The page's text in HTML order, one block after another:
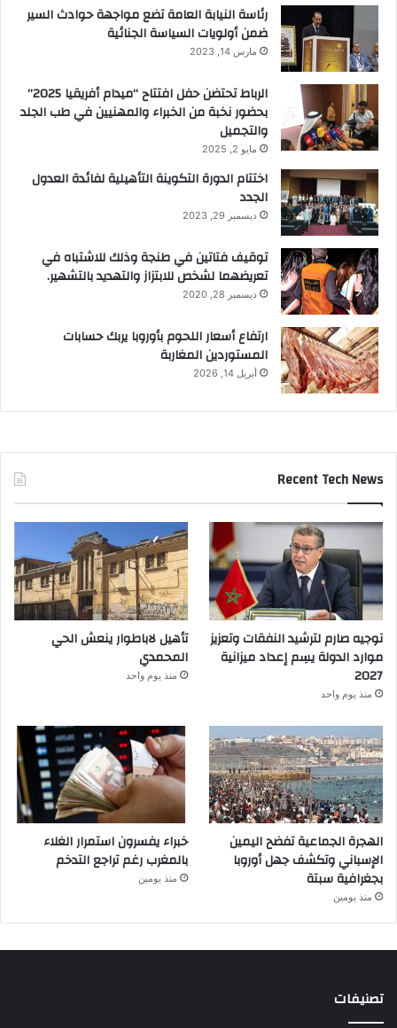
رئاسة النيابة العامة تضع مواجهة حوادث السير
ضمن أولويات السياسة الجنائية
مارس 14, 2023
الرباط تحتضن حفل افتتاح “ميدام أفريقيا 2025”
بحضور نخبة من الخبراء والمهنيين في طب الجلد
والتجميل
مايو 2, 2025
اختتام الدورة التكوينة التأهيلية لفائدة العدول
الجدد
ديسمبر 29, 2023
توقيف فتاتين في طنجة وذلك للاشتباه في
تعريضهما لشخص للابتزاز والتهديد بالتشهير.
ديسمبر 28, 2020
ارتفاع أسعار اللحوم بأوروبا يربك حسابات
المستوردين المغاربة
أبريل 14, 2026
Recent Tech News
توجيه صارم لترشيد النفقات وتعزيز
موارد الدولة يسِم إعداد ميزانية
2027
منذ يوم واحد
تأهيل لاباطوار ينعش الحي
المحمدي
منذ يوم واحد
الهجرة الجماعية تفضح اليمين
الإسباني وتكشف جهل أوروبا
بجغرافية سبتة
منذ يومين
خبراء يفسرون استمرار الغلاء
بالمغرب رغم تراجع التدخم
منذ يومين
تصنيفات